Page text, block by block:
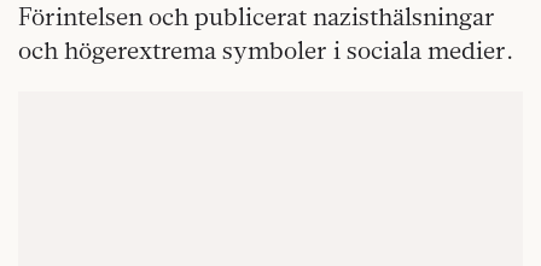
Förintelsen och publicerat nazisthälsningar
och högerextrema symboler i sociala medier.